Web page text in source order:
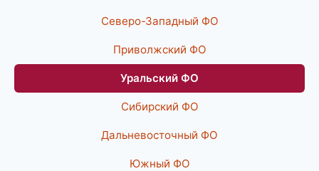
Северо-Западный ФО
Приволжский ФО
Уральский ФО
Сибирский ФО
Дальневосточный ФО
Южный ФО